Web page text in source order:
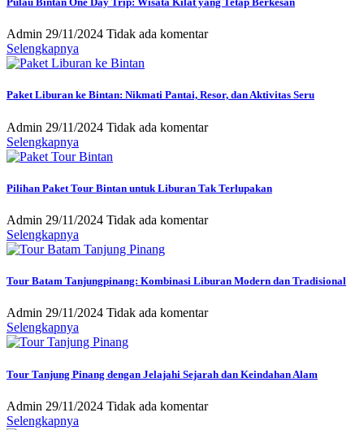
Admin 29/11/2024 Tidak ada komentar
Selengkapnya
Paket Liburan ke Bintan: Nikmati Pantai, Resor, dan Aktivitas Seru
Admin 29/11/2024 Tidak ada komentar
Selengkapnya
Pilihan Paket Tour Bintan untuk Liburan Tak Terlupakan
Admin 29/11/2024 Tidak ada komentar
Selengkapnya
Tour Batam Tanjungpinang: Kombinasi Liburan Modern dan Tradisional
Admin 29/11/2024 Tidak ada komentar
Selengkapnya
Tour Tanjung Pinang dengan Jelajahi Sejarah dan Keindahan Alam
Admin 29/11/2024 Tidak ada komentar
Selengkapnya